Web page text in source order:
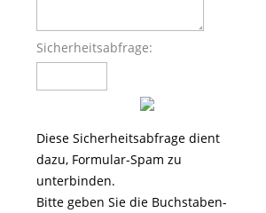
Sicherheitsabfrage:
Diese Sicherheitsabfrage dient
dazu, Formular-Spam zu
unterbinden.
Bitte geben Sie die Buchstaben-